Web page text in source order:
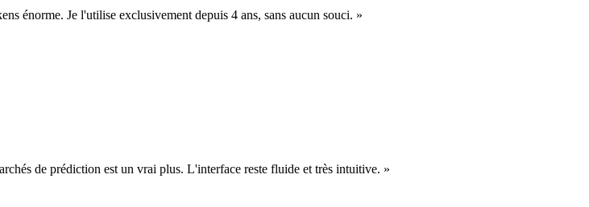
énorme. Je l'utilise exclusivement depuis 4 ans, sans aucun souci. »
de prédiction est un vrai plus. L'interface reste fluide et très intuitive. »